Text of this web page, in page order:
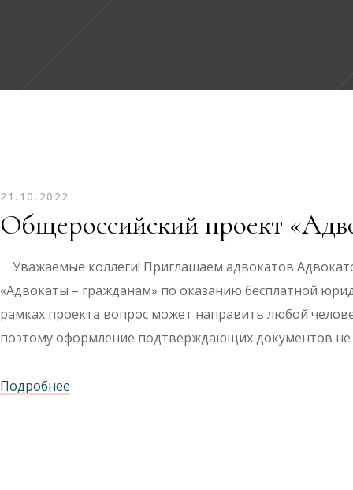
21.10.2022
Общероссийский проект
Уважаемые коллеги! Приглашаем адвокатов
«Адвокаты – гражданам» по оказанию бесплатной
рамках проекта вопрос может направить любой
поэтому оформление подтверждающих документов не
Подробнее